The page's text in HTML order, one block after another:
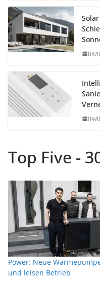
04/
09/
Top Five -
Power: Neue
und leisen Betrieb